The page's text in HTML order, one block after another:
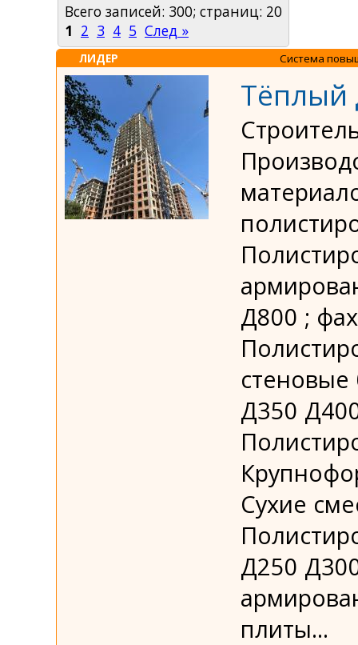
Всего записей: 300; страниц: 20
1 2 3 4 5 След »
ЛИДЕР Система
Тёплый
Д800 ;
Д350
Сухие
Д250
плиты...